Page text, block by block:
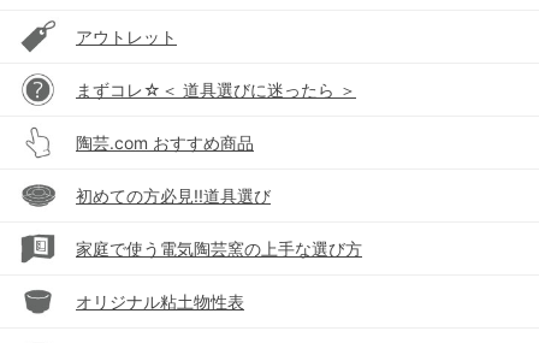
アウトレット
まずコレ☆＜ 道具選びに迷ったら ＞
陶芸.com おすすめ商品
初めての方必見!!道具選び
家庭で使う電気陶芸窯の上手な選び方
オリジナル粘土物性表